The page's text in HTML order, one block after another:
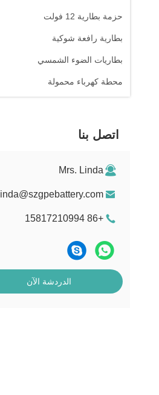
حزمة بطارية 12 فولت
بطارية رافعة شوكية
بطاريات الضوء الشمسي
محطة كهرباء محمولة
اتصل بنا
Mrs. Linda
linda@szgpebattery.com
+86 15817210994
الدردشة الآن